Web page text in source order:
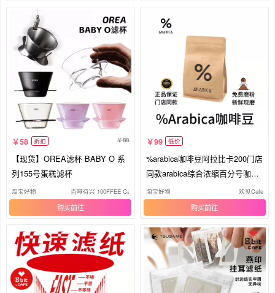
58 折扣 88
【现货】OREA滤杯 BABY O 系
列155号蛋糕滤杯
淘宝好物 百啡待兴 100FFEE Cafe
购买
99 低价
%arabica咖啡豆阿拉比卡200门店
同款arabica综合浓缩百分号咖啡
豆
淘宝好物 欢见Cafe
购买